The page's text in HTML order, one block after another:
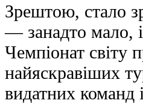
Зрештою, стало
— занадто мало,
Чемпіонат світу
найяскравіших
видатних команд